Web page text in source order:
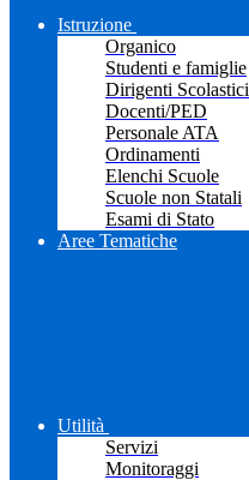
Istruzione
Organico
Studenti e famiglie
Dirigenti Scolastici
Docenti/PED
Personale ATA
Ordinamenti
Elenchi Scuole
Scuole non Statali
Esami di Stato
Aree Tematiche
Utilità
Servizi
Monitoraggi